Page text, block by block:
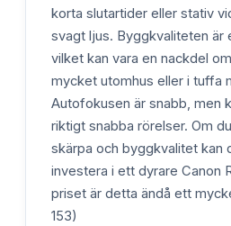
korta slutartider eller stativ
svagt ljus. Byggkvaliteten är
vilket kan vara en nackdel
mycket utomhus eller i tuffa
Autofokusen är snabb, men
riktigt snabba rörelser. Om
skärpa och byggkvalitet kan
investera i ett dyrare Canon
priset är detta ändå ett
153)